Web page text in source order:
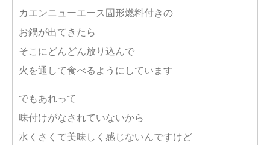
カエンニューエース固形燃料付きの
お鍋が出てきたら
そこにどんどん放り込んで
火を通して食べるようにしています
でもあれって
味付けがなされていないから
水くさくて美味しく感じないんですけど